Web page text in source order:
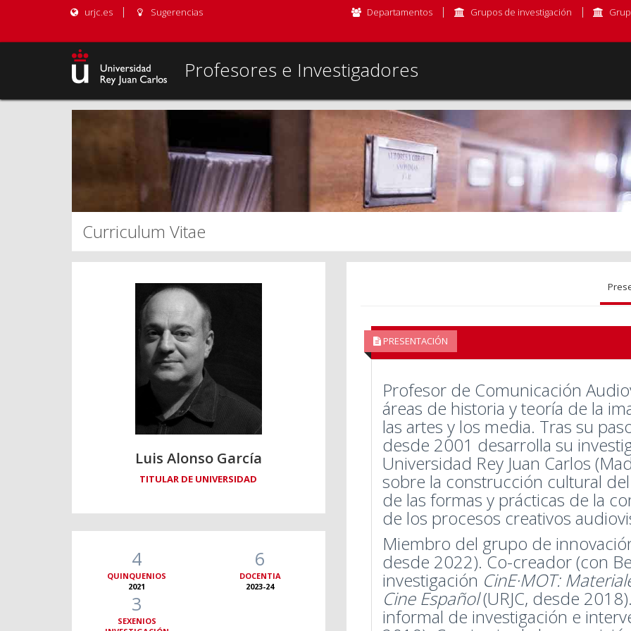
urjc.es Sugerencias Departamentos Grupos de investigación
Profesores e Investigadores
Curriculum Vitae
Luis Alonso García
TITULAR DE UNIVERSIDAD
4
QUINQUENIOS
2021
6
DOCENTIA
2023-24
3
SEXENIOS
PRESENTACIÓN
Profesor de Comunicación
áreas de historia y teoría de la
las artes y los media. Tras su
desde 2001 desarrolla su
Universidad Rey Juan Carlos
sobre la construcción cultural
de las formas y prácticas de la
de los procesos creativos
Miembro del grupo de
desde 2022). Co-creador (con
investigación CinE·MOT:
Cine Español(URJC, desde
informal de investigación e